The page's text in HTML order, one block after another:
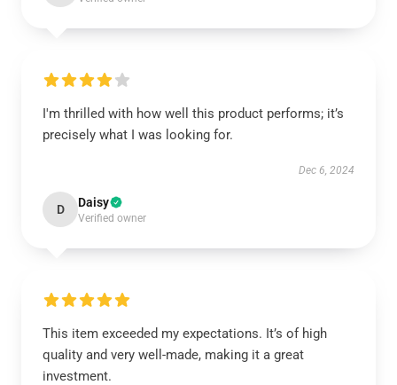
I'm thrilled with how well this product performs; it’s
precisely what I was looking for.
Dec 6, 2024
D Daisy
Verified owner
This item exceeded my expectations. It’s of high
quality and very well-made, making it a great
investment.